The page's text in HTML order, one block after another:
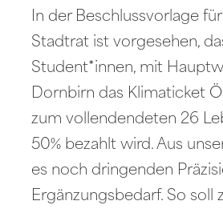
In der Beschlussvorlage
Stadtrat ist vorgesehen,
Student*innen, mit
Dornbirn das Klimaticket
zum vollendendeten 26
50% bezahlt wird. Aus
es noch dringenden
Ergänzungsbedarf. So soll